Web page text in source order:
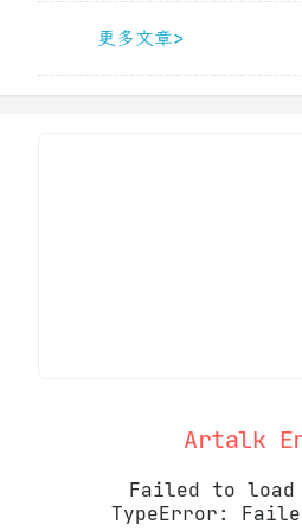
更多文章>
Artalk
Failed to load
TypeError: